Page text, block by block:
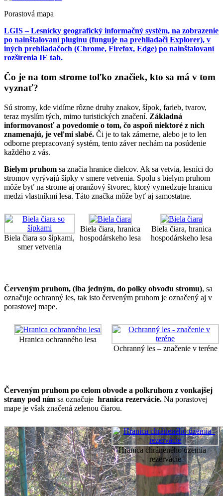
Porastová mapa
LGIS – Lesnícky geografický informačný systém, na zobrazenie
po nainštalovaní pluginu (funguje na prehliadači Explorer), v
iných prehliadačoch (Chrome, Firefox, Edge) po nainštalovaní
rozšírenia IE tab.
Čo je na tom strome toľko značiek, kto sa má v tom
vyznať?
Sú stromy, kde vidíme rôzne druhy znakov, šípok, farieb, tvarov,
teraz myslím tých, mimo turistických značení. Základná
informovanosť a povedomie o tom, čo aspoň niektoré z nich
znamenajú, je veľmi slabé. Či je to tak zámerne, alebo je to len
odborne prepracovaný systém, tento záver nechám na posúdenie
každého z vás.
Bielym pruhom sa značia hranice dielcov. Ak sa vetvia, lesníci do
stromov vyrývajú šípky v smere vetvenia. Spolu s bielym pruhom
môže byť na strome aj oranžový štvorec, ktorý vymedzuje hranicu
medzi vlastníkmi lesa. Táto značka môže byť aj samostatne.
Biela čiara so šípkami,
smer vetvenia
Biela čiara, hranica
hospodárskeho lesa
Biela čiara, hranica
hospodárskeho lesa
Červeným pruhom, (iba jedným, do polky obvodu stromu), sa
označuje ochranný les, tak isto červeným pruhom je označený aj v
porastovej mape.
Hranica ochranného lesa
Ochranný les – značenie v teréne
Červeným pruhom po celom obvode a polkruhom z vonkajšej
strany pod ním sa označuje hranica rezervácie. Na porastovej
mape je však značená zelenou čiarou.
Hranica chráneného územia –
rezervácie